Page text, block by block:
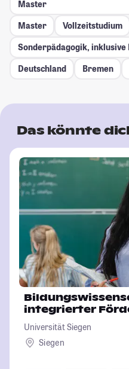
Master
Master
Vollzeitstudium
Sonderpädagogik, inklusive
Deutschland
Bremen
Das könnte
integrierter
Universität Siegen
Siegen